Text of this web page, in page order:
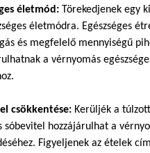
életmód: Törekedjenek egy
életmódra. Egészséges
és megfelelő mennyiségű
a vérnyomás
csökkentése: Kerüljék a
sóbevitel hozzájárulhat a
Figyeljenek az ételek